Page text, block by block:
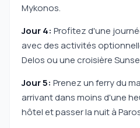
Mykonos.
Jour 4: Profitez d'une
avec des activités
Delos ou une croisière
Jour 5: Prenez un ferry du
arrivant dans moins d'une
hôtel et passer la nuit à